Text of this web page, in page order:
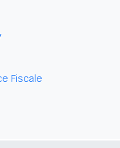
Fiscale